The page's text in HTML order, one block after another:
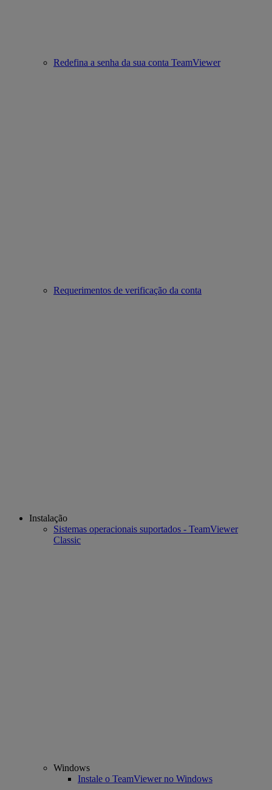
Redefina a senha da sua conta TeamViewer
Requerimentos de verificação da conta
Instalação
Sistemas operacionais suportados - TeamViewer
Classic
Windows
Instale o TeamViewer no Windows